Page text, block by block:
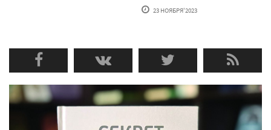
23 НОЯБРЯ'2023